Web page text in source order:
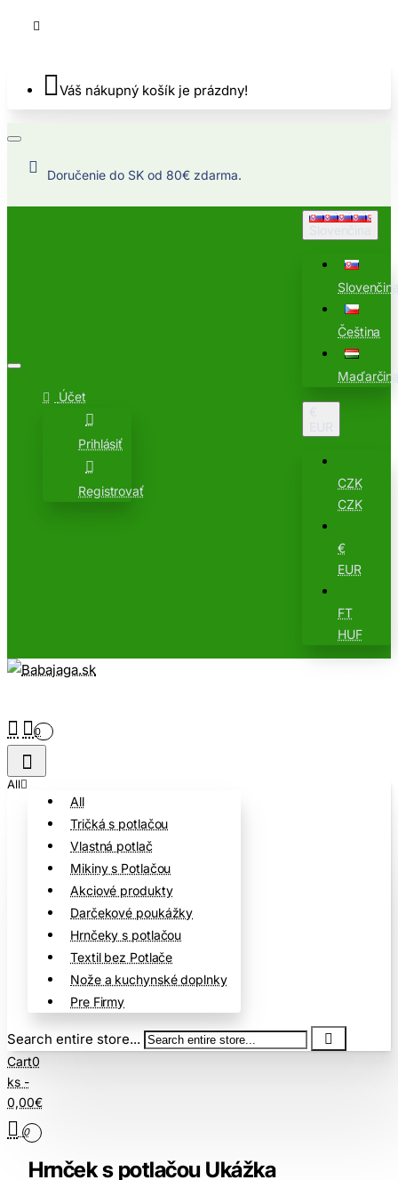
Váš nákupný košík je prázdny!
Doručenie do SK od 80€ zdarma.
Účet
Prihlásiť
Registrovať
Čeština
CZK
CZK
€
EUR
FT
HUF
0
All
All
Tričká s potlačou
Vlastná potlač
Mikiny s Potlačou
Akciové produkty
Darčekové poukážky
Hrnčeky s potlačou
Textil bez Potlače
Nože a kuchynské doplnky
Pre Firmy
Search entire store...
Cart0
ks -
0,00€
0
Hrnček s potlačou Ukážka